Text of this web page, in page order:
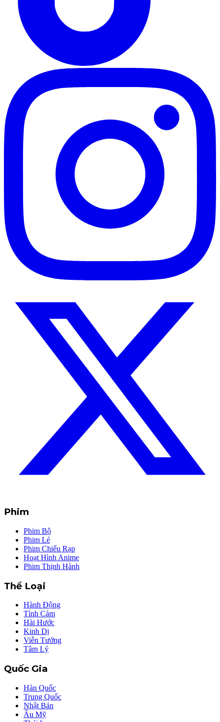
Phim
Phim Bộ
Phim Lẻ
Phim Chiếu Rạp
Hoạt Hình Anime
Phim Thịnh Hành
Thể Loại
Hành Động
Tình Cảm
Hài Hước
Kinh Dị
Viễn Tưởng
Tâm Lý
Quốc Gia
Hàn Quốc
Trung Quốc
Nhật Bản
Âu Mỹ